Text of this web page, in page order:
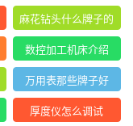
麻花钻头什么牌子的
最好最耐用
数控加工机床介绍
万用表那些牌子好
厚度仪怎么调试